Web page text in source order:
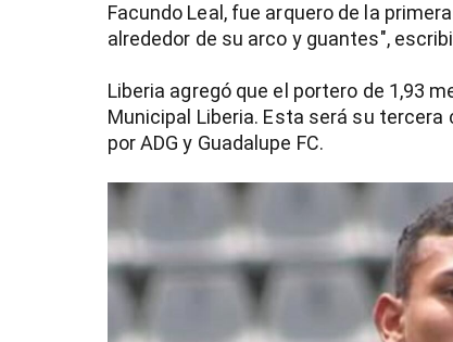
Facundo Leal, fue arquero de la
alrededor de su arco y guantes",
Liberia agregó que el portero de 1,93
Municipal Liberia. Esta será su
por ADG y Guadalupe FC.